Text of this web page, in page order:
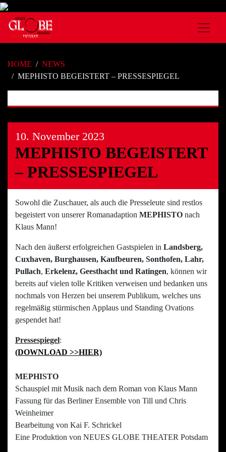
HOME
NEWS
MEPHISTO BEGEISTERT – PRESSESPIEGEL
10. November 2023
MEPHISTO BEGEISTERT
– PRESSESPIEGEL
Sowohl die Zuschauer, als auch die Presseleute sind restlos
begeistert von unserer Romanadaption MEPHISTO nach
Klaus Mann!
Nach den äußerst erfolgreichen Gastspielen in Landsberg,
Cuxhaven, Burghausen, Kaufbeuren, Sonthofen, Lahr,
Pullach, Erkelenz, Geesthacht und Ratingen, können wir
bereits auf vielen tolle Kritiken verweisen und bedanken uns
nochmals von Herzen bei unserem Publikum, welches uns
regelmäßig stürmischen Applaus und Standing Ovations
gespendet hat!
Pressespiegel:
(DOWNLOAD >>HIER)
MEPHISTO
Schauspiel mit Musik nach dem Roman von Klaus Mann
Fassung für das Berliner Ensemble von Till und Chris
Weinheimer
Bearbeitung von Kai F. Schrickel
Eine Produktion von NEUES GLOBE THEATER Potsdam